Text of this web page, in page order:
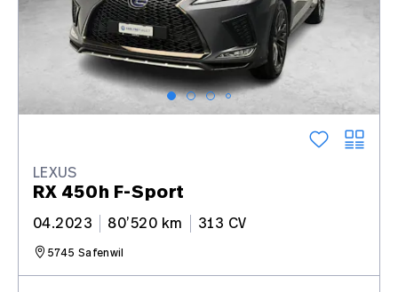
LEXUS
RX 450h F-Sport
04.2023 80’520 km 313 CV
5745 Safenwil